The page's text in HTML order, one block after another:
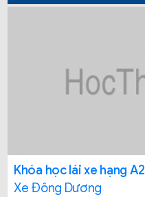
Khóa học lái xe hạng A2
Xe Đông Dương